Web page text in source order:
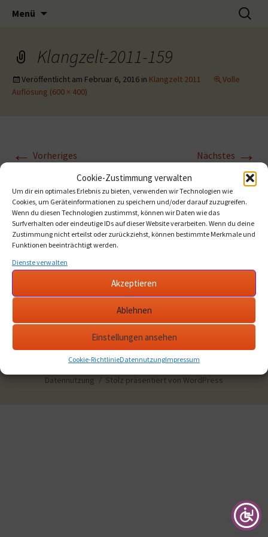
Cookie-Zustimmung verwalten
Um dir ein optimales Erlebnis zu bieten, verwenden wir Technologien wie
Cookies, um Geräteinformationen zu speichern und/oder darauf zuzugreifen.
Wenn du diesen Technologien zustimmst, können wir Daten wie das
Surfverhalten oder eindeutige IDs auf dieser Website verarbeiten. Wenn du deine
Zustimmung nicht erteilst oder zurückziehst, können bestimmte Merkmale und
Funktionen beeinträchtigt werden.
Dienste verwalten
Akzeptieren
Ablehnen
Einstellungen ansehen
Cookie-RichtlinieDatennutzungImpressum
Muse e.V.
Musik-Förderverein für musikalisches
Menü
Suchen
nach:
Klangzelt-2011-159
Veröffentlicht am Februar 6, 2016 in Klangzelt 2011
Volle
Auflösung (600 × 400)
← Vorheriges Nächstes →
Datennutzung Stolz präsentiert von WordPress